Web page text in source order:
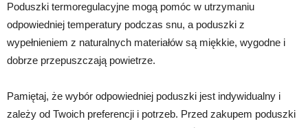
Poduszki termoregulacyjne mogą pomóc w utrzymaniu
odpowiedniej temperatury podczas snu, a poduszki z
wypełnieniem z naturalnych materiałów są miękkie, wygodne i
dobrze przepuszczają powietrze.
Pamiętaj, że wybór odpowiedniej poduszki jest indywidualny i
zależy od Twoich preferencji i potrzeb. Przed zakupem poduszki